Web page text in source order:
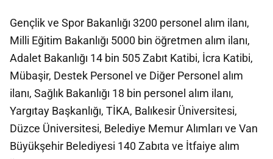
Gençlik ve Spor Bakanlığı 3200 personel alım ilanı,
Milli Eğitim Bakanlığı 5000 bin öğretmen alım ilanı,
Adalet Bakanlığı 14 bin 505 Zabıt Katibi, İcra Katibi,
Mübaşir, Destek Personel ve Diğer Personel alım
ilanı, Sağlık Bakanlığı 18 bin personel alım ilanı,
Yargıtay Başkanlığı, TİKA, Balıkesir Üniversitesi,
Düzce Üniversitesi, Belediye Memur Alımları ve Van
Büyükşehir Belediyesi 140 Zabıta ve İtfaiye alım